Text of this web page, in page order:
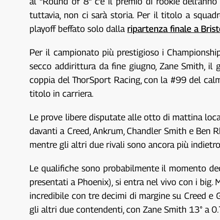
tuttavia, non ci sarà storia. Per il titolo a
playoff beffato solo dalla ripartenza finale a
Per il campionato più prestigioso i
secco addirittura da fine giugno, Zane Smith,
coppia del ThorSport Racing, con la #99 del
titolo in carriera.
Le prove libere disputate alle otto di mattina
davanti a Creed, Ankrum, Chandler Smith e Ben
mentre gli altri due rivali sono ancora più
Le qualifiche sono probabilmente il momento
presentati a Phoenix), si entra nel vivo con i
incredibile con tre decimi di margine su Creed
gli altri due contendenti, con Zane Smith 13° a